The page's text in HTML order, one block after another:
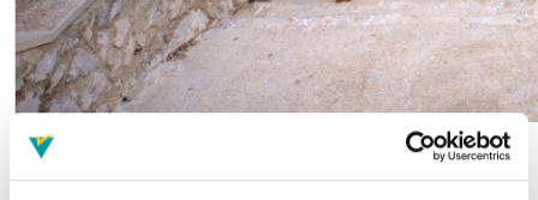
Der Mirador de sa Creueta